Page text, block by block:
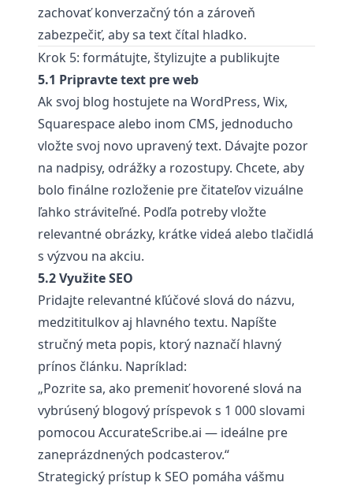
zachovať konverzačný tón a zároveň
zabezpečiť, aby sa text čítal hladko.
Krok 5: formátujte, štylizujte a publikujte
5.1 Pripravte text pre web
Ak svoj blog hostujete na WordPress, Wix,
Squarespace alebo inom CMS, jednoducho
vložte svoj novo upravený text. Dávajte pozor
na nadpisy, odrážky a rozostupy. Chcete, aby
bolo finálne rozloženie pre čitateľov vizuálne
ľahko stráviteľné. Podľa potreby vložte
relevantné obrázky, krátke videá alebo tlačidlá
s výzvou na akciu.
5.2 Využite SEO
Pridajte relevantné kľúčové slová do názvu,
medzititulkov aj hlavného textu. Napíšte
stručný meta popis, ktorý naznačí hlavný
prínos článku. Napríklad:
„Pozrite sa, ako premeniť hovorené slová na
vybrúsený blogový príspevok s 1 000 slovami
pomocou AccurateScribe.ai — ideálne pre
zaneprázdnených podcasterov.“
Strategický prístup k SEO pomáha vášmu